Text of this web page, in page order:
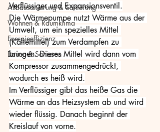
Altbausanierung & Sanierung
Wohnen & Raumklima
Energieeffizienz
Bauen & Sanieren
Verflüssiger und Expansionsventil.
Die Wärmepumpe nutzt Wärme aus der
Umwelt, um ein spezielles Mittel
(Kältemittel) zum Verdampfen zu
bringen. Dieses Mittel wird dann vom
Kompressor zusammengedrückt,
wodurch es heiß wird.
Im Verflüssiger gibt das heiße Gas die
Wärme an das Heizsystem ab und wird
wieder flüssig. Danach beginnt der
Kreislauf von vorne.